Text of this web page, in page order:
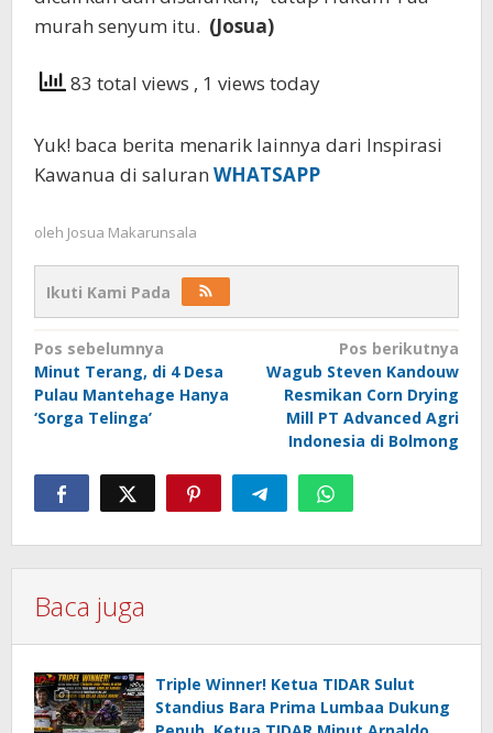
murah senyum itu. (Josua)
83 total views , 1 views today
Yuk! baca berita menarik lainnya dari Inspirasi
Kawanua di saluran WHATSAPP
oleh Josua Makarunsala
Ikuti Kami Pada
Navigasi
pos
Pos sebelumnya
Minut Terang, di 4 Desa
Pulau Mantehage Hanya
‘Sorga Telinga’
Pos berikutnya
Wagub Steven Kandouw
Resmikan Corn Drying
Mill PT Advanced Agri
Indonesia di Bolmong
Baca juga
Triple Winner! Ketua TIDAR Sulut
Standius Bara Prima Lumbaa Dukung